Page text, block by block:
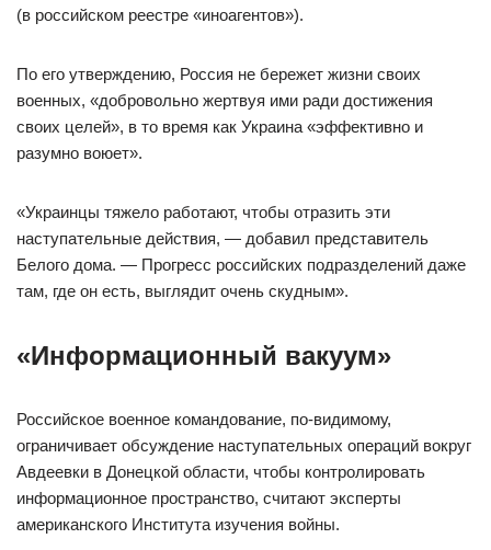
(в российском реестре «иноагентов»).
По его утверждению, Россия не бережет жизни своих
военных, «добровольно жертвуя ими ради достижения
своих целей», в то время как Украина «эффективно и
разумно воюет».
«Украинцы тяжело работают, чтобы отразить эти
наступательные действия, — добавил представитель
Белого дома. — Прогресс российских подразделений даже
там, где он есть, выглядит очень скудным».
«Информационный вакуум»
Российское военное командование, по-видимому,
ограничивает обсуждение наступательных операций вокруг
Авдеевки в Донецкой области, чтобы контролировать
информационное пространство, считают эксперты
американского Института изучения войны.